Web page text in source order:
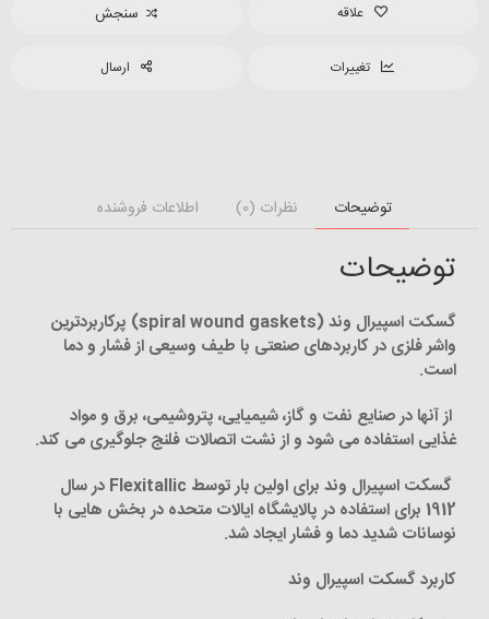
علاقه سنجش
تغییرات ارسال
توضیحات نظرات (0) اطلاعات فروشنده
توضیحات
گسکت اسپیرال وند(spiral wound gaskets)
پرکاربردترین
واشر فلزی در کاربردهای صنعتی با طیف وسیعی از فشار و دما
است.
از آنها در صنایع نفت و گاز، شیمیایی، پتروشیمی، برق و مواد
غذایی استفاده می شود و از نشت اتصالات فلنج جلوگیری می کند.
گسکت اسپیرال وند برای اولین بار توسط
در سال
1912 برای استفاده در پالایشگاه ایالات متحده در بخش هایی با
نوسانات شدید دما و فشار ایجاد شد.
کاربرد گسکت اسپیرال وند